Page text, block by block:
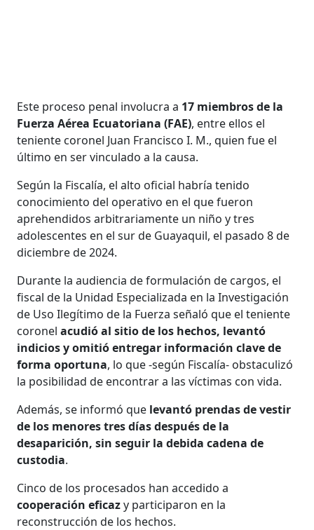
Este proceso penal involucra a 17 miembros de la
Fuerza Aérea Ecuatoriana (FAE), entre ellos el
teniente coronel Juan Francisco I. M., quien fue el
último en ser vinculado a la causa.
Según la Fiscalía, el alto oficial habría tenido
conocimiento del operativo en el que fueron
aprehendidos arbitrariamente un niño y tres
adolescentes en el sur de Guayaquil, el pasado 8 de
diciembre de 2024.
Durante la audiencia de formulación de cargos, el
fiscal de la Unidad Especializada en la Investigación
de Uso Ilegítimo de la Fuerza señaló que el teniente
coronelacudió al sitio de los hechos, levantó
indicios y omitió entregar información clave de
forma oportuna, lo que -según Fiscalía- obstaculizó
la posibilidad de encontrar a las víctimas con vida.
Además, se informó que levantó prendas de vestir
de los menores tres días después de la
desaparición, sin seguir la debida cadena de
custodia.
Cinco de los procesados han accedido a
cooperación eficazy participaron en la
reconstrucción de los hechos.